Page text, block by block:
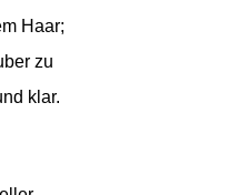
Haar;
zu
klar.